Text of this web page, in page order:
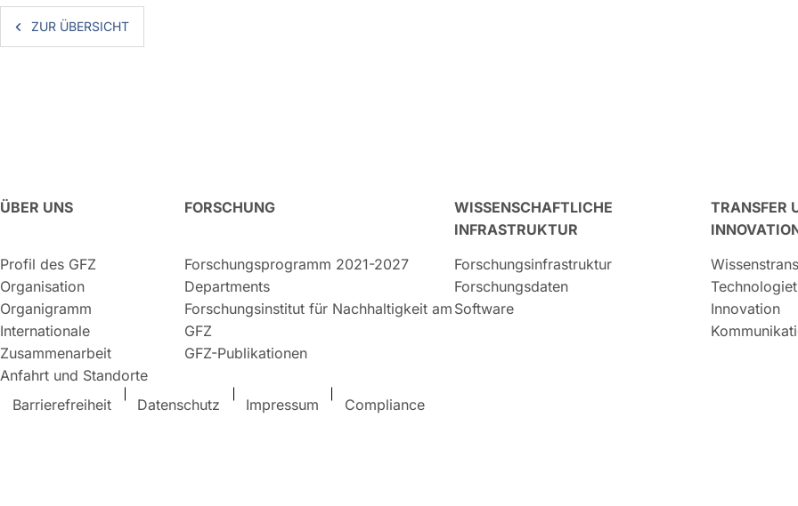
ZUR ÜBERSICHT
ÜBER UNS
Profil des GFZ
Organisation
Organigramm
Internationale
Zusammenarbeit
Anfahrt und Standorte
FORSCHUNG
Forschungsprogramm 2021-2027
Departments
Forschungsinstitut für Nachhaltigkeit am
GFZ
GFZ-Publikationen
WISSENSCHAFTLICHE
INFRASTRUKTUR
Forschungsinfrastruktur
Forschungsdaten
Software
TRANSFER
Innovation
Barrierefreiheit Datenschutz Impressum Compliance